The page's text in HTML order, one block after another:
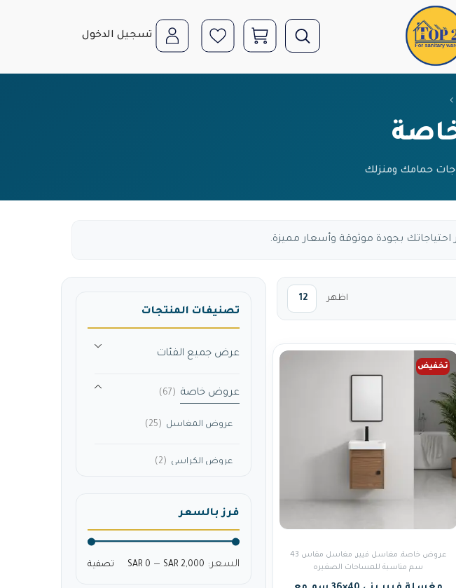
تسجيل الدخول
بجودة موثوقة وأسعار مميزة.
اظهر
تخفيض
عروض خاصة, مغاسل فيبر,
مغاسل مقاس 43
سم مناسبة للمساحات الصغيره
تصنيفات المنتجات
عرض جميع الفئات
عروض خاصة (67)
عروض المغاسل (25)
عروض الكراسي (2)
فرز بالسعر
تصفية السعر: SAR 0 — SAR 2,000